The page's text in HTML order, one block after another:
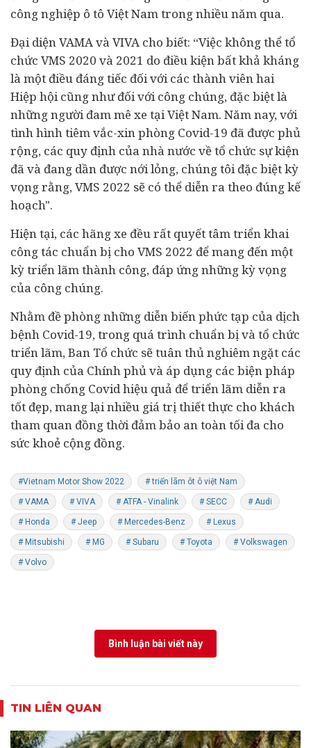
công nghiệp ô tô Việt Nam trong nhiều năm qua.
Đại diện VAMA và VIVA cho biết: “Việc không thể tổ
chức VMS 2020 và 2021 do điều kiện bất khả kháng
là một điều đáng tiếc đối với các thành viên hai
Hiệp hội cũng như đối với công chúng, đặc biệt là
những người đam mê xe tại Việt Nam. Năm nay, với
tình hình tiêm vắc-xin phòng Covid-19 đã được phủ
rộng, các quy định của nhà nước về tổ chức sự kiện
đã và đang dần được nới lỏng, chúng tôi đặc biệt kỳ
vọng rằng, VMS 2022 sẽ có thể diễn ra theo đúng kế
hoạch".
Hiện tại, các hãng xe đều rất quyết tâm triển khai
công tác chuẩn bị cho VMS 2022 để mang đến một
kỳ triển lãm thành công, đáp ứng những kỳ vọng
của công chúng.
Nhằm đề phòng những diễn biến phức tạp của dịch
bệnh Covid-19, trong quá trình chuẩn bị và tổ chức
triển lãm, Ban Tổ chức sẽ tuân thủ nghiêm ngặt các
quy định của Chính phủ và áp dụng các biện pháp
phòng chống Covid hiệu quả để triển lãm diễn ra
tốt đẹp, mang lại nhiều giá trị thiết thực cho khách
tham quan đồng thời đảm bảo an toàn tối đa cho
sức khoẻ cộng đồng.
#Vietnam Motor Show 2022 # triển lãm ôt ô việt Nam
# VAMA # VIVA # ATFA - Vinalink # SECC # Audi
# Honda # Jeep # Mercedes-Benz # Lexus
# Mitsubishi # MG # Subaru # Toyota # Volkswagen
# Volvo
Bình luận bài viết này
TIN LIÊN QUAN